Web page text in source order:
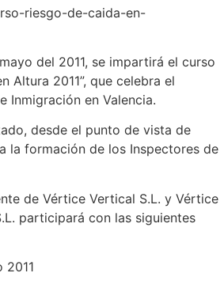
del 2011, se impartirá el curso
Altura 2011”, que celebra el
Inmigración en Valencia.
desde el punto de vista de
la formación de los Inspectores de
de Vértice Vertical S.L. y Vértice
participará con las siguientes
2011